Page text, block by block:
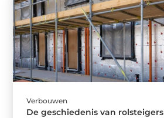
Verbouwen
De geschiedenis van rolsteigers